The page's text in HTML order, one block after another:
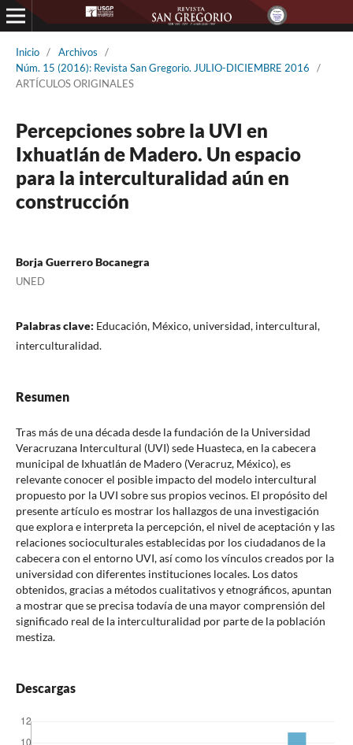
Inicio / Archivos
/
Núm. 15 (2016): Revista San Gregorio. JULIO-DICIEMBRE 2016
/
ARTÍCULOS ORIGINALES
Percepciones sobre la UVI en
Ixhuatlán de Madero. Un espacio
para la interculturalidad aún en
construcción
Borja Guerrero Bocanegra
UNED
Palabras clave: Educación, México, universidad, intercultural,
interculturalidad.
Resumen
Tras más de una década desde la fundación de la Universidad
Veracruzana Intercultural (UVI) sede Huasteca, en la cabecera
municipal de Ixhuatlán de Madero (Veracruz, México), es
relevante conocer el posible impacto del modelo intercultural
propuesto por la UVI sobre sus propios vecinos. El propósito del
presente artículo es mostrar los hallazgos de una investigación
que explora e interpreta la percepción, el nivel de aceptación y las
relaciones socioculturales establecidas por los ciudadanos de la
cabecera con el entorno UVI, así como los vínculos creados por la
universidad con diferentes instituciones locales. Los datos
obtenidos, gracias a métodos cualitativos y etnográficos, apuntan
a mostrar que se precisa todavía de una mayor comprensión del
significado real de la interculturalidad por parte de la población
mestiza.
Descargas